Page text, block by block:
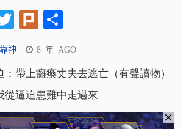
Twitter
Plurk
神 8 年 AGO
：帶上癱瘓丈夫去逃亡（有聲讀物）
從逼迫患難中走過來